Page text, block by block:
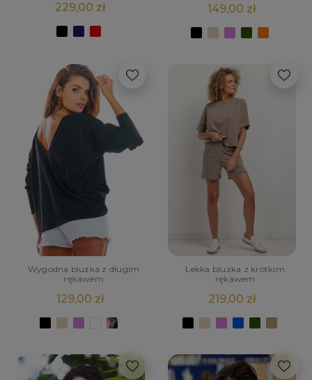
229,00 zł 149,00 zł
Wygodna bluzka z długim
rękawem
129,00 zł
Lekka bluzka z krótkim
rękawem
219,00 zł